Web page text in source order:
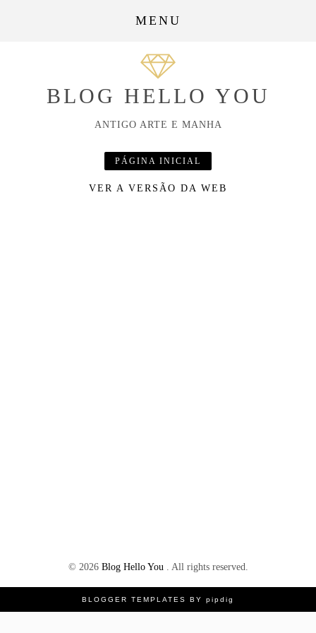
MENU
BLOG HELLO YOU
ANTIGO ARTE E MANHA
PÁGINA INICIAL
VER A VERSÃO DA WEB
© 2026 Blog Hello You . All rights reserved.
BLOGGER TEMPLATES BY pipdig